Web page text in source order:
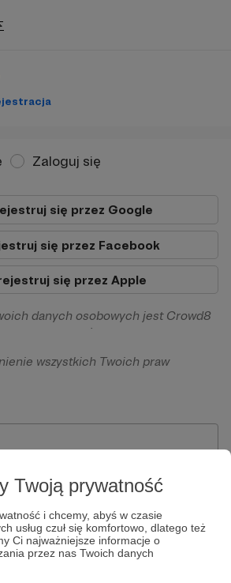
Twoją prywatność
i chcemy, abyś w czasie
usług czuł się komfortowo, dlatego też
Ci najważniejsze informacje o
przez nas Twoich danych
Zaloguj się
się przez Google
się przez Facebook
się przez Apple
danych osobowych jest Crowd8
Warszawie, ul. Żwirki i Wigury 16, 02-
dane osobowe będą przetwarzane w
wykonania umowy zawartej z Tobą, w
dokonywania oraz
na naszej platformie oraz
wszystkich Twoich praw
rozporządzenia o ochronie
zautomatyzowanemu
wobec przetwarzania Twoich danych
dla osób niepełnoletnich możliwa
formularza "Zgodna na
osobę niepełnoletnią", formularz
regulaminu Patronite.pl.